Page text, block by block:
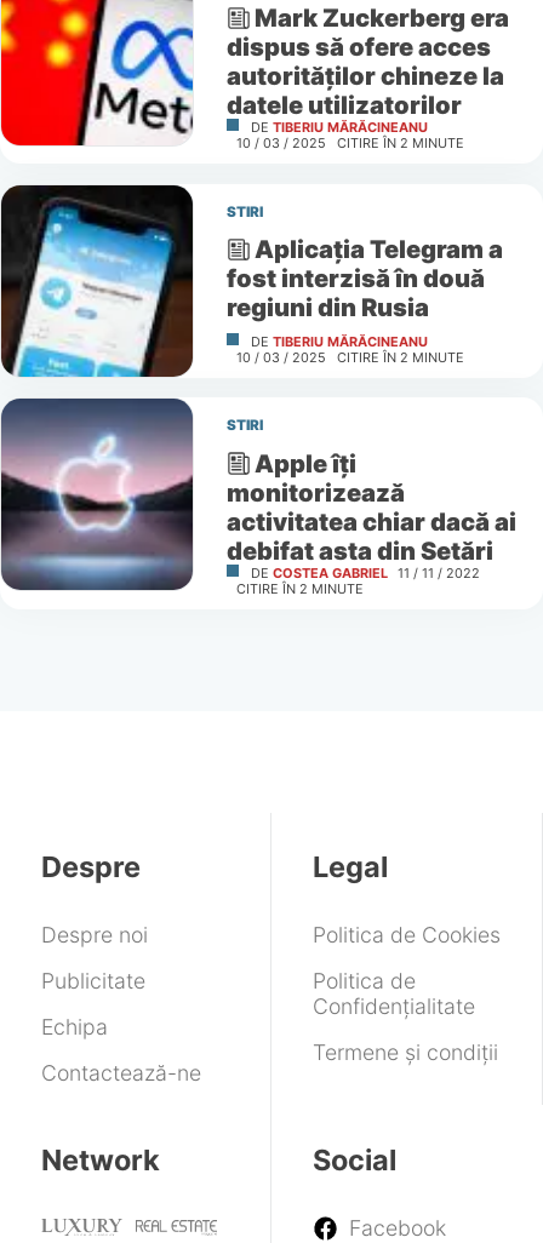
Mark Zuckerberg era
dispus să ofere acces
autorităților chineze la
datele utilizatorilor
DE TIBERIU MĂRĂCINEANU
10 / 03 / 2025
CITIRE ÎN 2 MINUTE
STIRI
Aplicația Telegram a
fost interzisă în două
regiuni din Rusia
DE TIBERIU MĂRĂCINEANU
10 / 03 / 2025
CITIRE ÎN 2 MINUTE
STIRI
Apple îţi
monitorizează
activitatea chiar dacă ai
debifat asta din Setări
DE COSTEA GABRIEL 11 / 11 / 2022
CITIRE ÎN 2 MINUTE
Despre
Despre noi
Publicitate
Echipa
Contactează-ne
Legal
Politica de Cookies
Politica de
Confidențialitate
Termene și condiții
Network Social
Facebook